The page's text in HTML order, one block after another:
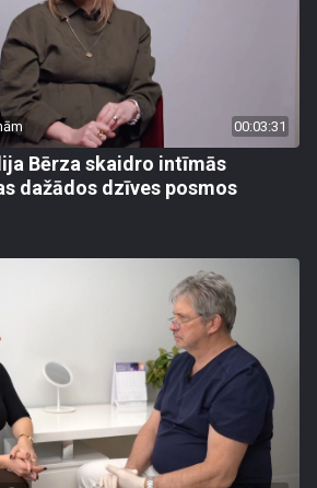
00:03:31
Bērza skaidro intīmās
dažādos dzīves posmos